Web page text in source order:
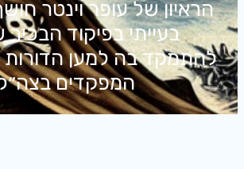
הראיון של עופר וינטר
בעייתי בפיקוד הבכיר
להתמקד בה למען
המפקדים